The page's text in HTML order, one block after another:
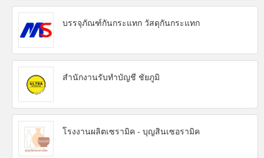
บรรจุภัณฑ์กันกระแทก วัสดุกันกระแทก
สำนักงานรับทำบัญชี ชัยภูมิ
โรงงานผลิตเซรามิค - บุญสินเซอรามิค